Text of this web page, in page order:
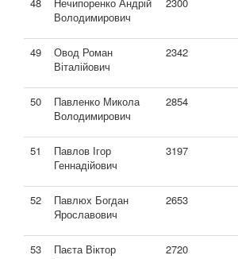
Володимирович
49
Овод Роман
Віталійович
2342
50
Павленко Микола
Володимирович
2854
51
Павлов Ігор
Геннадійович
3197
52
Павлюх Богдан
Ярославович
2653
53
Паєта Віктор
2720